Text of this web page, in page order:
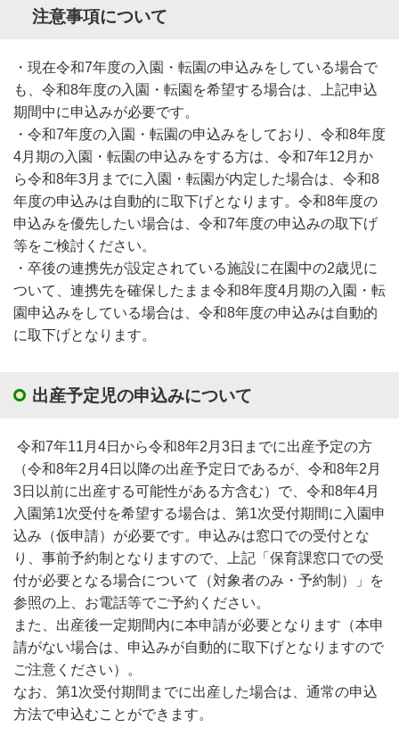
注意事項について
・現在令和7年度の入園・転園の申込みをしている場合で
も、令和8年度の入園・転園を希望する場合は、上記申込
期間中に申込みが必要です。
・令和7年度の入園・転園の申込みをしており、令和8年度
4月期の入園・転園の申込みをする方は、令和7年12月か
ら令和8年3月までに入園・転園が内定した場合は、令和8
年度の申込みは自動的に取下げとなります。令和8年度の
申込みを優先したい場合は、令和7年度の申込みの取下げ
等をご検討ください。
・卒後の連携先が設定されている施設に在園中の2歳児に
ついて、連携先を確保したまま令和8年度4月期の入園・転
園申込みをしている場合は、令和8年度の申込みは自動的
に取下げとなります。
出産予定児の申込みについて
令和7年11月4日から令和8年2月3日までに出産予定の方
（令和8年2月4日以降の出産予定日であるが、令和8年2月
3日以前に出産する可能性がある方含む）で、令和8年4月
入園第1次受付を希望する場合は、第1次受付期間に入園申
込み（仮申請）が必要です。申込みは窓口での受付とな
り、事前予約制となりますので、上記「保育課窓口での受
付が必要となる場合について（対象者のみ・予約制）」を
参照の上、お電話等でご予約ください。
また、出産後一定期間内に本申請が必要となります（本申
請がない場合は、申込みが自動的に取下げとなりますので
ご注意ください）。
なお、第1次受付期間までに出産した場合は、通常の申込
方法で申込むことができます。